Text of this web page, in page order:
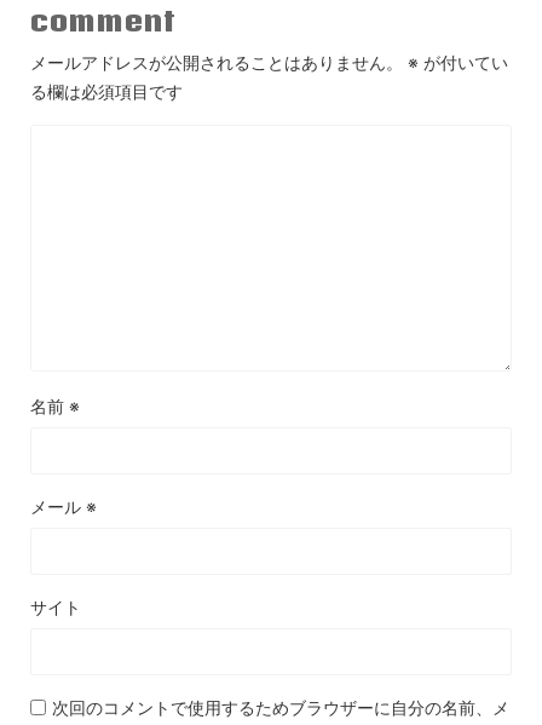
comment
メールアドレスが公開されることはありません。 ※ が付いてい
る欄は必須項目です
名前 ※
メール ※
サイト
次回のコメントで使用するためブラウザーに自分の名前、メ